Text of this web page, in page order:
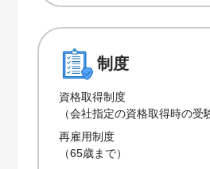
制度
資格取得制度
（会社指定の資格取得時の受
再雇用制度
（65歳まで）